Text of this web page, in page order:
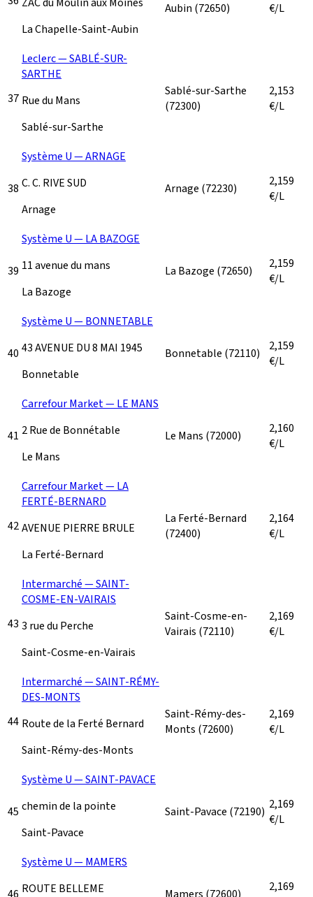
La Chapelle-Saint-Aubin
Aubin (72650)
€/L
37
Leclerc — SABLÉ-SUR-
SARTHE
Rue du Mans
Sablé-sur-Sarthe
Sablé-sur-Sarthe
(72300)
2,153
€/L
38
Système U — ARNAGE
C. C. RIVE SUD
Arnage
Arnage (72230)
2,159
€/L
39
Système U — LA BAZOGE
11 avenue du mans
La Bazoge
La Bazoge (72650)
2,159
€/L
40
Système U — BONNETABLE
43 AVENUE DU 8 MAI 1945
Bonnetable
Bonnetable (72110)
2,159
€/L
41
Carrefour Market — LE MANS
2 Rue de Bonnétable
Le Mans
Le Mans (72000)
2,160
€/L
42
Carrefour Market — LA
FERTÉ-BERNARD
AVENUE PIERRE BRULE
La Ferté-Bernard
La Ferté-Bernard
(72400)
2,164
€/L
43
Intermarché — SAINT-
COSME-EN-VAIRAIS
3 rue du Perche
Saint-Cosme-en-Vairais
Saint-Cosme-en-
Vairais (72110)
2,169
€/L
44
Intermarché — SAINT-RÉMY-
DES-MONTS
Route de la Ferté Bernard
Saint-Rémy-des-Monts
Saint-Rémy-des-
Monts (72600)
2,169
€/L
45
Système U — SAINT-PAVACE
chemin de la pointe
Saint-Pavace
Saint-Pavace (72190) 2,169
€/L
Système U — MAMERS
ROUTE BELLEME
2,169